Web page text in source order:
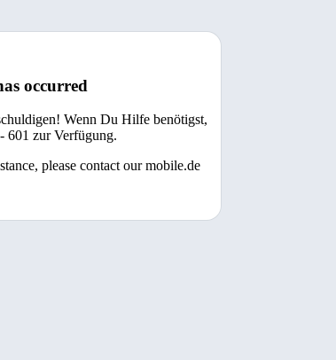
occurred
Wenn Du Hilfe benötigst,
601 zur Verfügung.
please contact our mobile.de